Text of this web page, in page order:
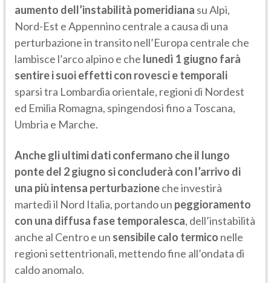
aumento dell’instabilità pomeridiana su Alpi,
Nord-Est e Appennino centrale a causa di una
perturbazione in transito nell’Europa centrale che
lambisce l’arco alpino e che lunedì 1 giugno farà
sentire i suoi effetti con rovesci e temporali
sparsi tra Lombardia orientale, regioni di Nordest
ed Emilia Romagna, spingendosi fino a Toscana,
Umbria e Marche.
Anche gli ultimi dati confermano che il lungo
ponte del 2 giugno si concluderà con l’arrivo di
una più intensa perturbazioneche investirà
martedì il Nord Italia, portando un peggioramento
con una diffusa fase temporalesca, dell’instabilità
anche al Centro e un sensibile calo termico nelle
regioni settentrionali, mettendo fine all’ondata di
caldo anomalo.